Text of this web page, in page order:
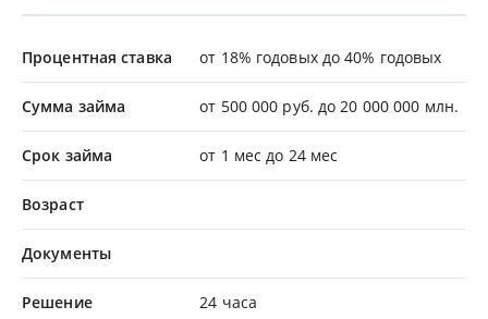
Процентная ставка от 18% годовых до 40% годовых
Сумма займа от 500 000 руб. до 20 000 000 млн.
Срок займа от 1 мес до 24 мес
Возраст
Документы
Решение 24 часа